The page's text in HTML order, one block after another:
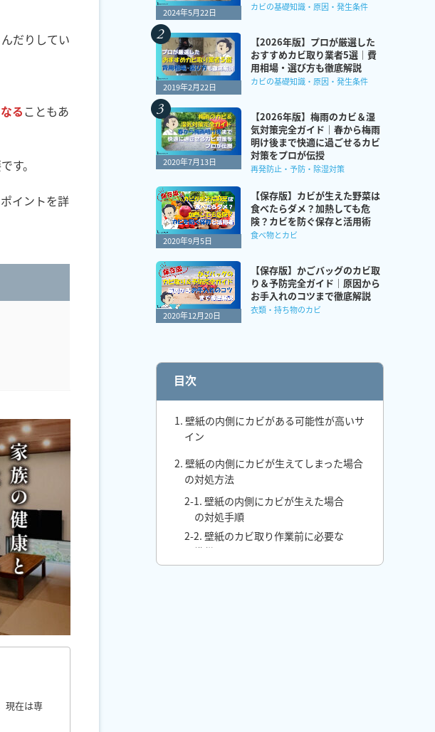
だりしてい
ることもあ
す。
イントを詳
現在は専
2024年5月22日 カビの基礎知識・原因・発生条件
2019年2月22日
【2026年版】プロが厳選した
おすすめカビ取り業者5選｜費
用相場・選び方も徹底解説
カビの基礎知識・原因・発生条件
2020年7月13日
【2026年版】梅雨のカビ＆湿
気対策完全ガイド｜春から梅雨
明け後まで快適に過ごせるカビ
対策をプロが伝授
再発防止・予防・除湿対策
2020年9月5日
【保存版】カビが生えた野菜は
食べたらダメ？加熱しても危
険？カビを防ぐ保存と活用術
食べ物とカビ
2020年12月20日
【保存版】かごバッグのカビ取
り＆予防完全ガイド｜原因から
お手入れのコツまで徹底解説
衣類・持ち物のカビ
目次
1. 壁紙の内側にカビがある可能性が高いサ
イン
2. 壁紙の内側にカビが生えてしまった場合
の対処方法
2-1. 壁紙の内側にカビが生えた場合
の対処手順
2-2. 壁紙のカビ取り作業前に必要な
準備